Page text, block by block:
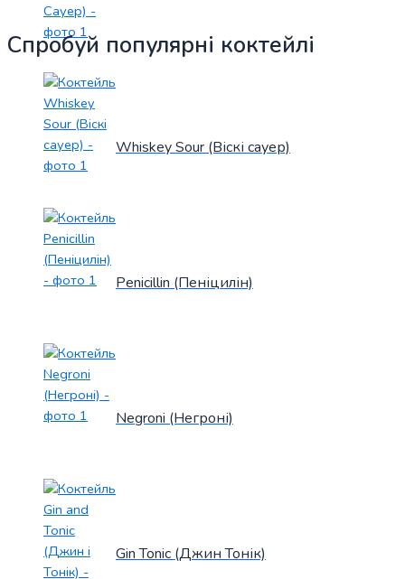
Спробуй популярні коктейлі
Whiskey Sour (Віскі сауер)
Penicillin (Пеніцилін)
Negroni (Негроні)
Gin Tonic (Джин Тонік)